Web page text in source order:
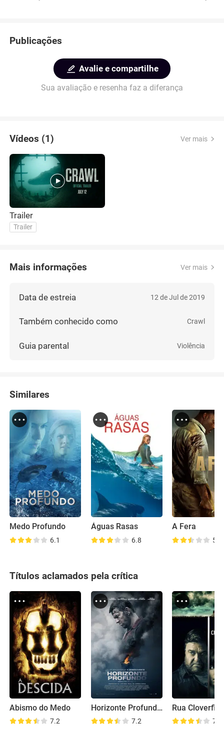
Publicações
Avalie e compartilhe
Sua avaliação e resenha faz a diferança
Vídeos (1) Ver mais
Trailer
Trailer
Mais informações Ver mais
Data de estreia 12 de Jul de 2019
Também conhecido como Crawl
Guia parental Violência
Similares
Medo Profundo
6.1
Águas Rasas
6.8
A Fera
5.9
Títulos aclamados pela crítica
Abismo do Medo
7.2
Horizonte Profundo: Desastre no Golfo
7.2
Rua
7.0